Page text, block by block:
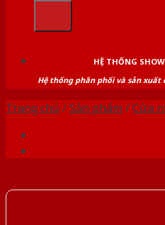
kiếm:
HỆ THỐNG
Hệ thống phân phối và sản xuất
Trang chủ /Sản phẩm /Cửa